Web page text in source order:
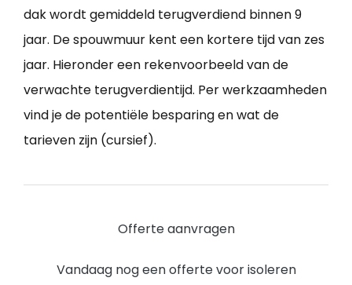
dak wordt gemiddeld terugverdiend binnen 9
jaar. De spouwmuur kent een kortere tijd van zes
jaar. Hieronder een rekenvoorbeeld van de
verwachte terugverdientijd. Per werkzaamheden
vind je de potentiële besparing en wat de
tarieven zijn (cursief).
Offerte aanvragen
Vandaag nog een offerte voor isoleren